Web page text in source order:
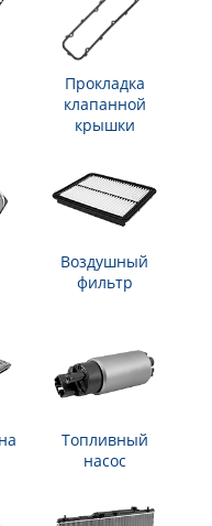
Прокладка
клапанной
крышки
Воздушный
фильтр
Топливный
насос